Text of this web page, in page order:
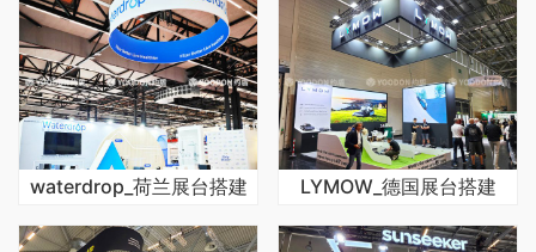
waterdrop_荷兰展台搭建 LYMOW_德国展台搭建